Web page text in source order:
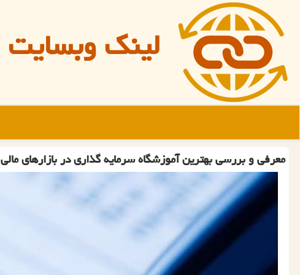
لینک وبسایت
معرفی و بررسی بهترین آموزشگاه سرمایه گذاری در بازارهای مالی